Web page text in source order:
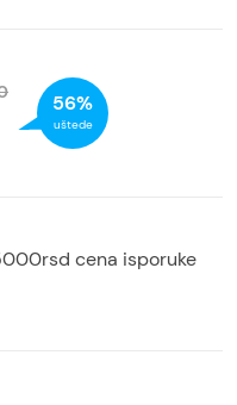
56%
uštede
cena isporuke